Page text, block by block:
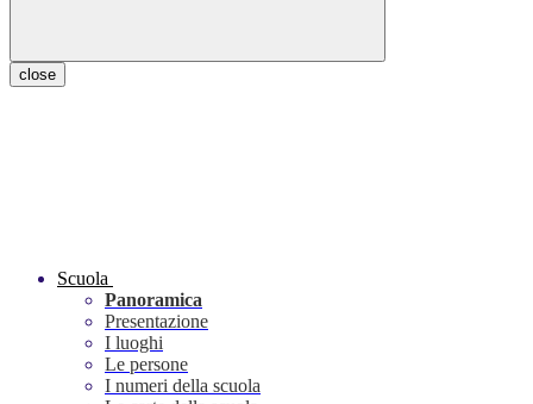
close
Scuola
Panoramica
Presentazione
I luoghi
Le persone
I numeri della scuola